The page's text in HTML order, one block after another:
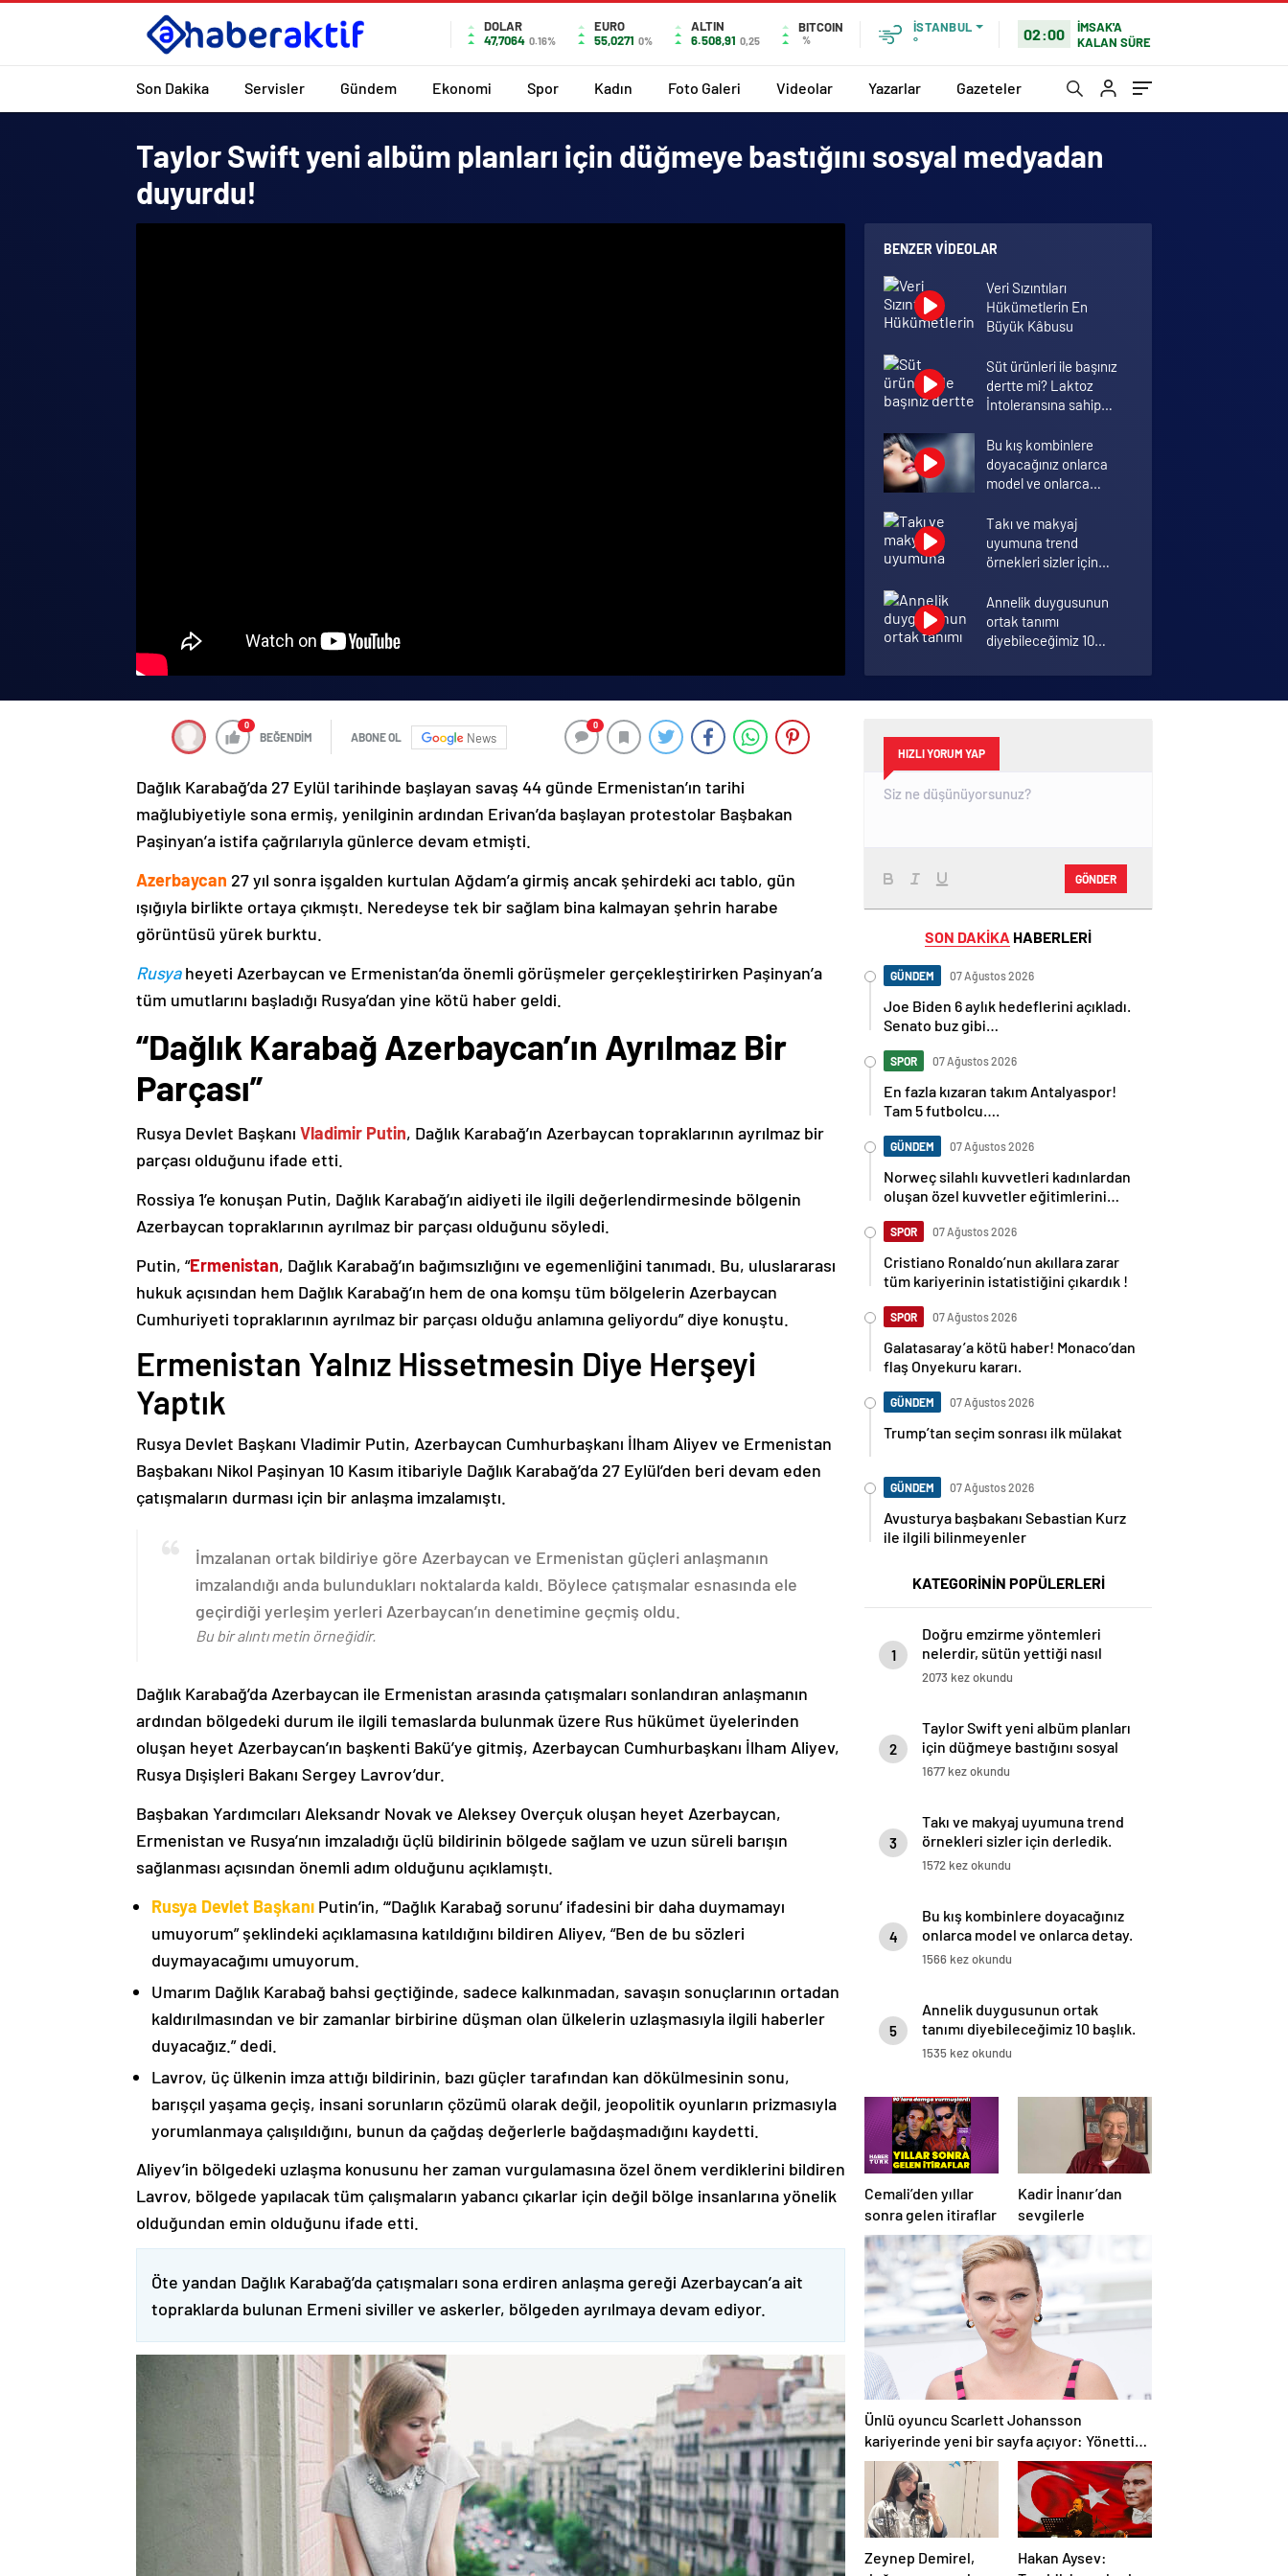
DOLAR
47,7064 0.16%
EURO
55,0271 0%
ALTIN
6.508,91 0,25
BITCOIN
%
İSTANBUL
°
02:00
İMSAK'A
KALAN SÜRE
Son Dakika Servisler Gündem Ekonomi Spor Kadın Foto Galeri Videolar Yazarlar Gazeteler
Taylor Swift yeni albüm planları için düğmeye bastığını sosyal medyadan
duyurdu!
BENZER VIDEOLAR
Veri Sızıntıları
Hükümetlerin En
Büyük Kâbusu
Süt ürünleri ile başınız
dertte mi? Laktoz
İntoleransına sahip
Bu kış kombinlere
doyacağınız onlarca
model ve onlarca
Takı ve makyaj
uyumuna trend
örnekleri sizler için
Annelik duygusunun
ortak tanımı
diyebileceğimiz 10
Koronavirüsü hafif
geçirmek için 10 öneri
0
BEĞENDİM ABONE OL News
0
Dağlık Karabağ’da 27 Eylül tarihinde başlayan savaş 44 günde Ermenistan’ın tarihi
mağlubiyetiyle sona ermiş, yenilginin ardından Erivan’da başlayan protestolar Başbakan
Paşinyan’a istifa çağrılarıyla günlerce devam etmişti.
Azerbaycan 27 yıl sonra işgalden kurtulan Ağdam’a girmiş ancak şehirdeki acı tablo, gün
ışığıyla birlikte ortaya çıkmıştı. Neredeyse tek bir sağlam bina kalmayan şehrin harabe
görüntüsü yürek burktu.
Rusyaheyeti Azerbaycan ve Ermenistan’da önemli görüşmeler gerçekleştirirken Paşinyan’a
tüm umutlarını başladığı Rusya’dan yine kötü haber geldi.
“Dağlık Karabağ Azerbaycan’ın Ayrılmaz Bir
Parçası”
Rusya Devlet Başkanı Vladimir Putin, Dağlık Karabağ’ın Azerbaycan topraklarının ayrılmaz bir
parçası olduğunu ifade etti.
Rossiya 1’e konuşan Putin, Dağlık Karabağ’ın aidiyeti ile ilgili değerlendirmesinde bölgenin
Azerbaycan topraklarının ayrılmaz bir parçası olduğunu söyledi.
Putin, “Ermenistan, Dağlık Karabağ’ın bağımsızlığını ve egemenliğini tanımadı. Bu, uluslararası
hukuk açısından hem Dağlık Karabağ’ın hem de ona komşu tüm bölgelerin Azerbaycan
Cumhuriyeti topraklarının ayrılmaz bir parçası olduğu anlamına geliyordu” diye konuştu.
Ermenistan Yalnız Hissetmesin Diye Herşeyi
Yaptık
Rusya Devlet Başkanı Vladimir Putin, Azerbaycan Cumhurbaşkanı İlham Aliyev ve Ermenistan
Başbakanı Nikol Paşinyan 10 Kasım itibariyle Dağlık Karabağ’da 27 Eylül’den beri devam eden
çatışmaların durması için bir anlaşma imzalamıştı.
İmzalanan ortak bildiriye göre Azerbaycan ve Ermenistan güçleri anlaşmanın
imzalandığı anda bulundukları noktalarda kaldı. Böylece çatışmalar esnasında ele
geçirdiği yerleşim yerleri Azerbaycan’ın denetimine geçmiş oldu.
Bu bir alıntı metin örneğidir.
Dağlık Karabağ’da Azerbaycan ile Ermenistan arasında çatışmaları sonlandıran anlaşmanın
ardından bölgedeki durum ile ilgili temaslarda bulunmak üzere Rus hükümet üyelerinden
oluşan heyet Azerbaycan’ın başkenti Bakü’ye gitmiş, Azerbaycan Cumhurbaşkanı İlham Aliyev,
Rusya Dışişleri Bakanı Sergey Lavrov’dur.
Başbakan Yardımcıları Aleksandr Novak ve Aleksey Overçuk oluşan heyet Azerbaycan,
Ermenistan ve Rusya’nın imzaladığı üçlü bildirinin bölgede sağlam ve uzun süreli barışın
sağlanması açısından önemli adım olduğunu açıklamıştı.
Rusya Devlet Başkanı Putin’in, “‘Dağlık Karabağ sorunu’ ifadesini bir daha duymamayı
umuyorum” şeklindeki açıklamasına katıldığını bildiren Aliyev, “Ben de bu sözleri
duymayacağımı umuyorum.
Umarım Dağlık Karabağ bahsi geçtiğinde, sadece kalkınmadan, savaşın sonuçlarının ortadan
kaldırılmasından ve bir zamanlar birbirine düşman olan ülkelerin uzlaşmasıyla ilgili haberler
duyacağız.” dedi.
Lavrov, üç ülkenin imza attığı bildirinin, bazı güçler tarafından kan dökülmesinin sonu,
barışçıl yaşama geçiş, insani sorunların çözümü olarak değil, jeopolitik oyunların prizmasıyla
yorumlanmaya çalışıldığını, bunun da çağdaş değerlerle bağdaşmadığını kaydetti.
Aliyev’in bölgedeki uzlaşma konusunu her zaman vurgulamasına özel önem verdiklerini bildiren
Lavrov, bölgede yapılacak tüm çalışmaların yabancı çıkarlar için değil bölge insanlarına yönelik
olduğundan emin olduğunu ifade etti.
Öte yandan Dağlık Karabağ’da çatışmaları sona erdiren anlaşma gereği Azerbaycan’a ait
topraklarda bulunan Ermeni siviller ve askerler, bölgeden ayrılmaya devam ediyor.
HIZLI YORUM YAP
GÖNDER
SON DAKİKA HABERLERİ
GÜNDEM 07 Ağustos 2026
Joe Biden 6 aylık hedeflerini açıkladı.
Senato buz gibi…
SPOR 07 Ağustos 2026
En fazla kızaran takım Antalyaspor!
Tam 5 futbolcu….
GÜNDEM 07 Ağustos 2026
Norweç silahlı kuvvetleri kadınlardan
oluşan özel kuvvetler eğitimlerini
SPOR 07 Ağustos 2026
Cristiano Ronaldo’nun akıllara zarar
tüm kariyerinin istatistiğini çıkardık !
SPOR 07 Ağustos 2026
Galatasaray’a kötü haber! Monaco’dan
flaş Onyekuru kararı.
GÜNDEM 07 Ağustos 2026
Trump’tan seçim sonrası ilk mülakat
GÜNDEM 07 Ağustos 2026
Avusturya başbakanı Sebastian Kurz
ile ilgili bilinmeyenler
KATEGORİNİN POPÜLERLERİ
1
Doğru emzirme yöntemleri
nelerdir, sütün yettiği nasıl
anlaşılır?
2073 kez okundu
2
Taylor Swift yeni albüm planları
için düğmeye bastığını sosyal
medyadan duyurdu!
1677 kez okundu
3
Takı ve makyaj uyumuna trend
örnekleri sizler için derledik.
1572 kez okundu
4
Bu kış kombinlere doyacağınız
onlarca model ve onlarca detay.
1566 kez okundu
5
Annelik duygusunun ortak
tanımı diyebileceğimiz 10 başlık.
1535 kez okundu
Cemali’den yıllar
sonra gelen itiraflar
Kadir İnanır’dan
sevgilerle
Ünlü oyuncu Scarlett Johansson
kariyerinde yeni bir sayfa açıyor: Yönettiği
ilk film Cannes’da
Zeynep Demirel,
Hakan Aysev: